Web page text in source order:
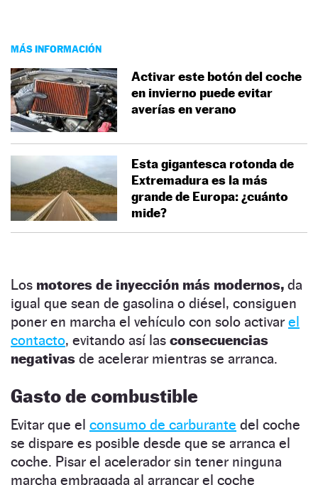
MÁS INFORMACIÓN
Activar este botón del coche
en invierno puede evitar
averías en verano
Esta gigantesca rotonda de
Extremadura es la más
grande de Europa: ¿cuánto
mide?
Los motores de inyección más modernos, da
igual que sean de gasolina o diésel, consiguen
poner en marcha el vehículo con solo activar el
contacto, evitando así las consecuencias
negativas de acelerar mientras se arranca.
Gasto de combustible
Evitar que el consumo de carburante del coche
se dispare es posible desde que se arranca el
coche. Pisar el acelerador sin tener ninguna
marcha embragada al arrancar el coche